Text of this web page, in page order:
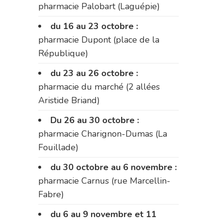
pharmacie Palobart (Laguépie)
du 16 au 23 octobre :
pharmacie Dupont (place de la
République)
du 23 au 26 octobre :
pharmacie du marché (2 allées
Aristide Briand)
Du 26 au 30 octobre :
pharmacie Charignon-Dumas (La
Fouillade)
du 30 octobre au 6 novembre :
pharmacie Carnus (rue Marcellin-
Fabre)
du 6 au 9 novembre et 11